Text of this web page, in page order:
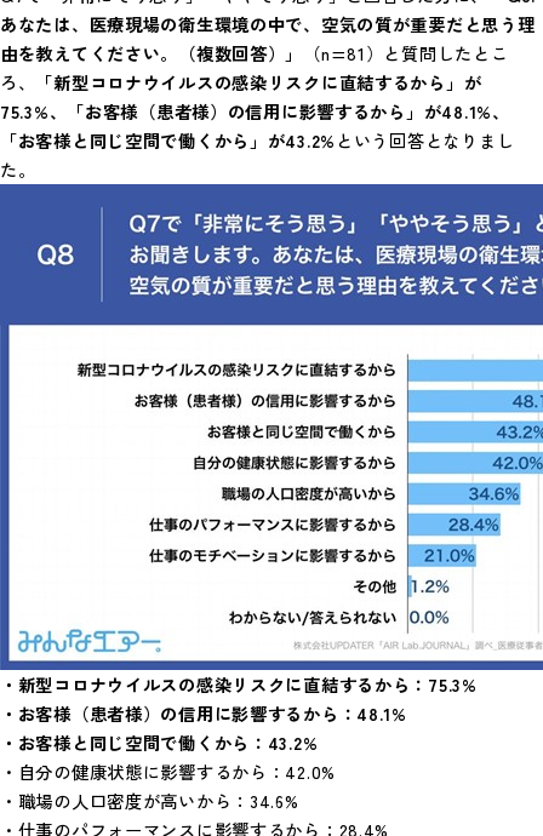
あなたは、医療現場の衛生環境の中で、空気の質が重要だと思う理
由を教えてください。（複数回答）」
（n=81）と質問したとこ
ろ、
「新型コロナウイルスの感染リスクに直結するから」が
75.3%、「お客様（患者様）の信用に影響するから」が48.1%、
「お客様と同じ空間で働くから」が43.2%という回答となりまし
た。
・新型コロナウイルスの感染リスクに直結するから：75.3%
・お客様（患者様）の信用に影響するから：48.1%
・お客様と同じ空間で働くから：43.2%
・自分の健康状態に影響するから：42.0%
・職場の人口密度が高いから：34.6%
・仕事のパフォーマンスに影響するから：28.4%